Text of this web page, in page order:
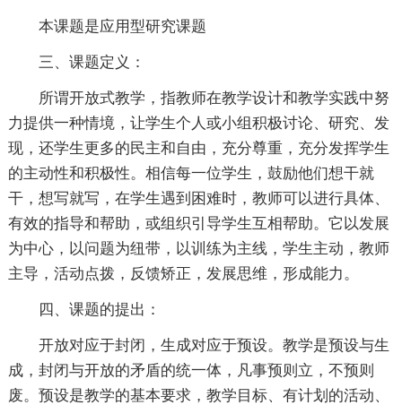
本课题是应用型研究课题
三、课题定义：
所谓开放式教学，指教师在教学设计和教学实践中努
力提供一种情境，让学生个人或小组积极讨论、研究、发
现，还学生更多的民主和自由，充分尊重，充分发挥学生
的主动性和积极性。相信每一位学生，鼓励他们想干就
干，想写就写，在学生遇到困难时，教师可以进行具体、
有效的指导和帮助，或组织引导学生互相帮助。它以发展
为中心，以问题为纽带，以训练为主线，学生主动，教师
主导，活动点拨，反馈矫正，发展思维，形成能力。
四、课题的提出：
开放对应于封闭，生成对应于预设。教学是预设与生
成，封闭与开放的矛盾的统一体，凡事预则立，不预则
废。预设是教学的基本要求，教学目标、有计划的活动、